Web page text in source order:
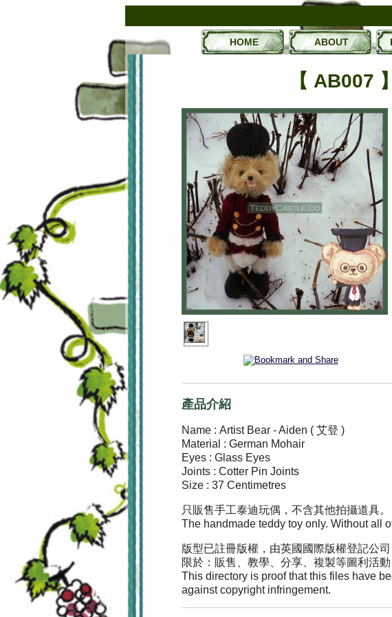
HOME ABOUT
【 AB007
產品介紹
Name : Artist Bear - Aiden ( 艾登 )
Material : German Mohair
Eyes : Glass Eyes
Joints : Cotter Pin Joints
Size : 37 Centimetres
只販售手工泰迪玩偶，不含其他拍攝道具。
The handmade teddy toy only. Without all
版型已註冊版權，由英國國際版權登記公
限於：販售、教學、分享、複製等圖利活動
This directory is proof that this files have
against copyright infringement.